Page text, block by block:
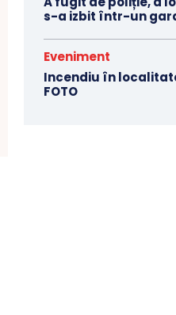
s-a izbit într-un
Eveniment
Incendiu în
FOTO